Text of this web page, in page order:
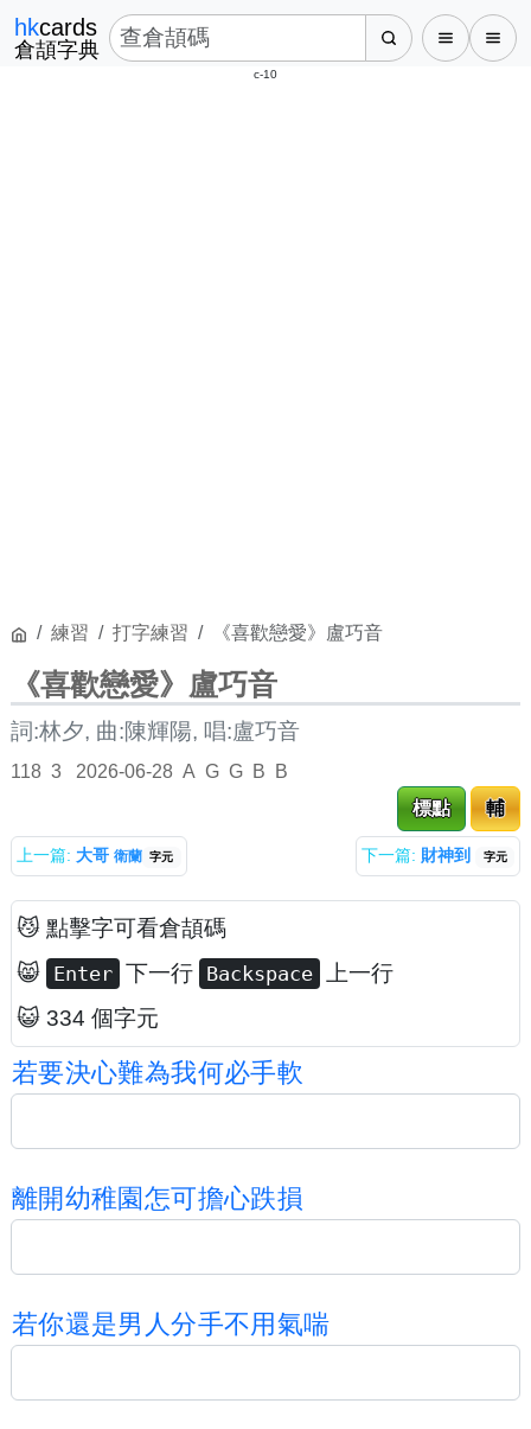
hkcards
倉頡字典
c-10
練習 打字練習 《喜歡戀愛》盧巧音
《喜歡戀愛》盧巧音
詞:林夕, 曲:陳輝陽, 唱:盧巧音
118 3 2026-06-28 A G G B
B
標點
輔
上一篇: 大哥 衛蘭 字元 下一篇: 財神到 字元
😼 點擊字可看倉頡碼
😸 Enter 下一行 Backspace
上一行
😺 334 個字元
若要決心難為我何必手軟
離開幼稚園怎可擔心跌損
若你還是男 人分手不用 氣喘